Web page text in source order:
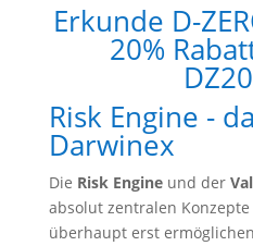
Erkunde D-
20%
Risk Engine -
Darwinex
Die Risk Engineund der
absolut zentralen
überhaupt erst